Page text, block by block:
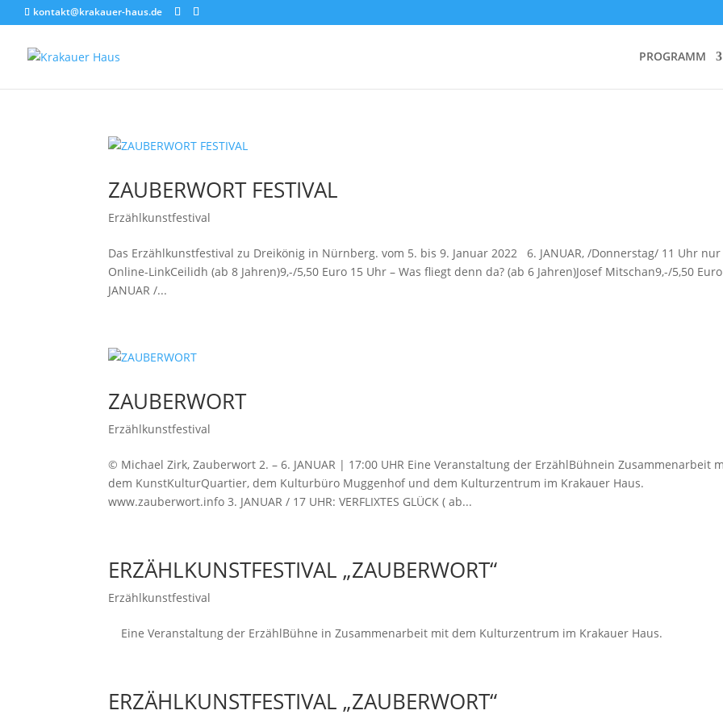
kontakt@krakauer-haus.de
PROGRAMM
ZAUBERWORT FESTIVAL
Erzählkunstfestival
Das Erzählkunstfestival zu Dreikönig in Nürnberg. vom 5. bis 9. Januar 2022 6. JANUAR, /Donnerstag/ 11 Uhr
Online-LinkCeilidh (ab 8 Jahren)9,-/5,50 Euro 15 Uhr – Was fliegt denn da? (ab 6 Jahren)Josef Mitschan9,-/5,50
JANUAR /...
ZAUBERWORT
Erzählkunstfestival
© Michael Zirk, Zauberwort 2. – 6. JANUAR | 17:00 UHR Eine Veranstaltung der ErzählBühnein Zusammenarbeit
dem KunstKulturQuartier, dem Kulturbüro Muggenhof und dem Kulturzentrum im Krakauer Haus.
www.zauberwort.info 3. JANUAR / 17 UHR: VERFLIXTES GLÜCK ( ab...
ERZÄHLKUNSTFESTIVAL „ZAUBERWORT“
Erzählkunstfestival
Eine Veranstaltung der ErzählBühne in Zusammenarbeit mit dem Kulturzentrum im Krakauer Haus.
ERZÄHLKUNSTFESTIVAL „ZAUBERWORT“